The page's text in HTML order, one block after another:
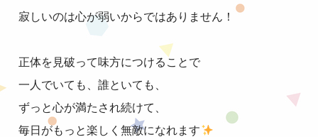
寂しいのは心が弱いからではありません！
正体を見破って味方につけることで
一人でいても、誰といても、
ずっと心が満たされ続けて、
毎日がもっと楽しく無敵になれます